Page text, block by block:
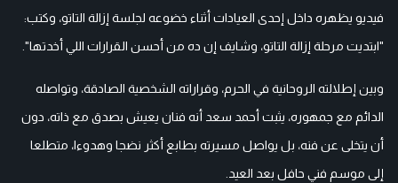
فيديو يظهره داخل إحدى العيادات أثناء خضوعه لجلسة إزالة التاتو، وكتب:
"ابتديت مرحلة إزالة التاتو، وشايف إن ده من أحسن القرارات اللي أخدتها".
وبين إطلالته الروحانية في الحرم، وقراراته الشخصية الصادقة، وتواصله
الدائم مع جمهوره، يثبت أحمد سعد أنه فنان يعيش بصدق مع ذاته، دون
أن يتخلى عن فنه، بل يواصل مسيرته بطابع أكثر نضجا وهدوءا، متطلعا
إلى موسم فني حافل بعد العيد.